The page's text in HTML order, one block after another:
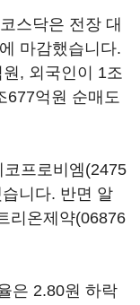
스닥은 전장 대
마감했습니다.
, 외국인이 1조
677억원 순매도
코프로비엠(2475
니다. 반면 알
리온제약(06876
은 2.80원 하락